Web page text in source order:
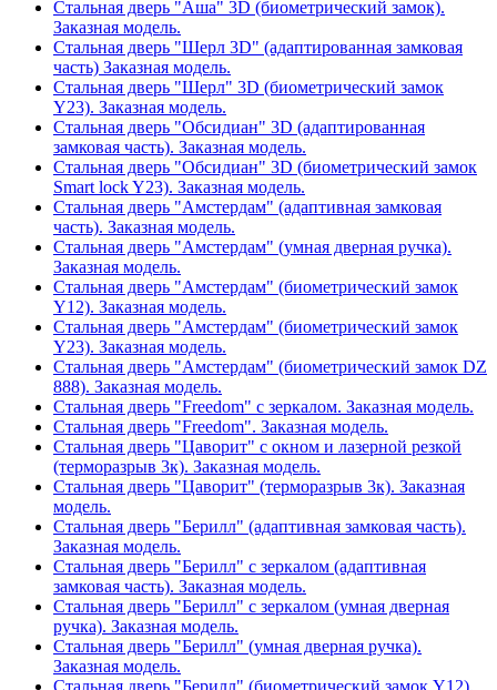
Стальная дверь "Аша" 3D (биометрический замок).
Заказная модель.
Стальная дверь "Шерл 3D" (адаптированная замковая
часть) Заказная модель.
Стальная дверь "Шерл" 3D (биометрический замок
Y23). Заказная модель.
Стальная дверь "Обсидиан" 3D (адаптированная
замковая часть). Заказная модель.
Стальная дверь "Обсидиан" 3D (биометрический замок
Smart lock Y23). Заказная модель.
Стальная дверь "Амстердам" (адаптивная замковая
часть). Заказная модель.
Стальная дверь "Амстердам" (умная дверная ручка).
Заказная модель.
Стальная дверь "Амстердам" (биометрический замок
Y12). Заказная модель.
Стальная дверь "Амстердам" (биометрический замок
Y23). Заказная модель.
Стальная дверь "Амстердам" (биометрический замок DZ
888). Заказная модель.
Стальная дверь "Freedom" с зеркалом. Заказная модель.
Стальная дверь "Freedom". Заказная модель.
Стальная дверь "Цаворит" с окном и лазерной резкой
(терморазрыв 3к). Заказная модель.
Стальная дверь "Цаворит" (терморазрыв 3к). Заказная
модель.
Стальная дверь "Берилл" (адаптивная замковая часть).
Заказная модель.
Стальная дверь "Берилл" с зеркалом (адаптивная
замковая часть). Заказная модель.
Стальная дверь "Берилл" с зеркалом (умная дверная
ручка). Заказная модель.
Стальная дверь "Берилл" (умная дверная ручка).
Заказная модель.
Стальная дверь "Берилл" (биометрический замок Y12).